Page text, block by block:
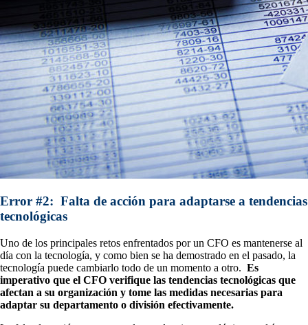
Error #2: Falta de acción para adaptarse a tendencias
tecnológicas
Uno de los principales retos enfrentados por un CFO es mantenerse al
día con la tecnología, y como bien se ha demostrado en el pasado, la
tecnología puede cambiarlo todo de un momento a otro. Es
imperativo que el CFO verifique las tendencias tecnológicas que
afectan a su organización y tome las medidas necesarias para
adaptar su departamento o división efectivamente.